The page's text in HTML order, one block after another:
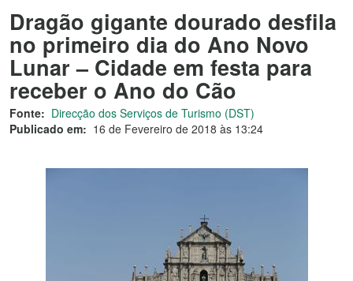
Dragão gigante dourado desfila
no primeiro dia do Ano Novo
Lunar – Cidade em festa para
receber o Ano do Cão
Fonte: Direcção dos Serviços de Turismo (DST)
Publicado em: 16 de Fevereiro de 2018 às 13:24